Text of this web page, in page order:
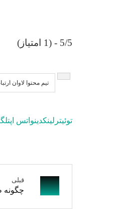
5/5 - (1 امتیاز)
تیم محتوا لاوان
توئیتر لینکدینواتس اپ
قبلی
چگونه